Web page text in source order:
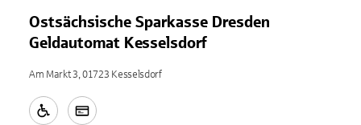
Ostsächsische Sparkasse Dresden
Geldautomat Kesselsdorf
Am Markt 3, 01723 Kesselsdorf